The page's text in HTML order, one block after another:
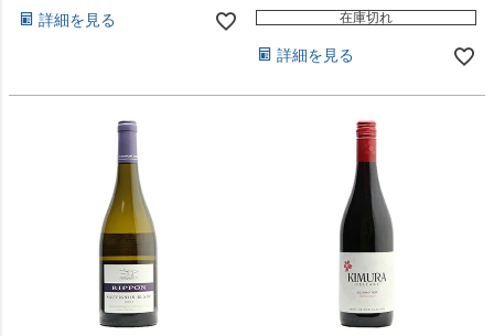
詳細を見る
在庫切れ
詳細を見る